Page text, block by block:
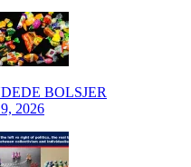
BOLSJER
2026